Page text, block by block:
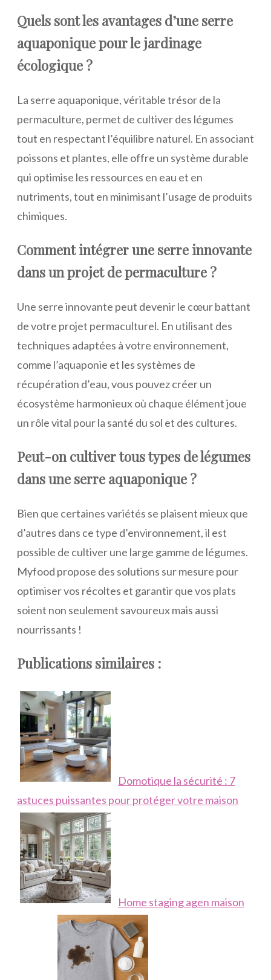
Quels sont les avantages d’une serre
aquaponique pour le jardinage
écologique ?
La serre aquaponique, véritable trésor de la
permaculture, permet de cultiver des légumes
tout en respectant l’équilibre naturel. En associant
poissons et plantes, elle offre un système durable
qui optimise les ressources en eau et en
nutriments, tout en minimisant l’usage de produits
chimiques.
Comment intégrer une serre innovante
dans un projet de permaculture ?
Une serre innovante peut devenir le cœur battant
de votre projet permaculturel. En utilisant des
techniques adaptées à votre environnement,
comme l’aquaponie et les systèmes de
récupération d’eau, vous pouvez créer un
écosystème harmonieux où chaque élément joue
un rôle vital pour la santé du sol et des cultures.
Peut-on cultiver tous types de légumes
dans une serre aquaponique ?
Bien que certaines variétés se plaisent mieux que
d’autres dans ce type d’environnement, il est
possible de cultiver une large gamme de légumes.
Myfood propose des solutions sur mesure pour
optimiser vos récoltes et garantir que vos plats
soient non seulement savoureux mais aussi
nourrissants !
Publications similaires :
Domotique la sécurité : 7
astuces puissantes pour protéger votre maison
Home staging agen maison